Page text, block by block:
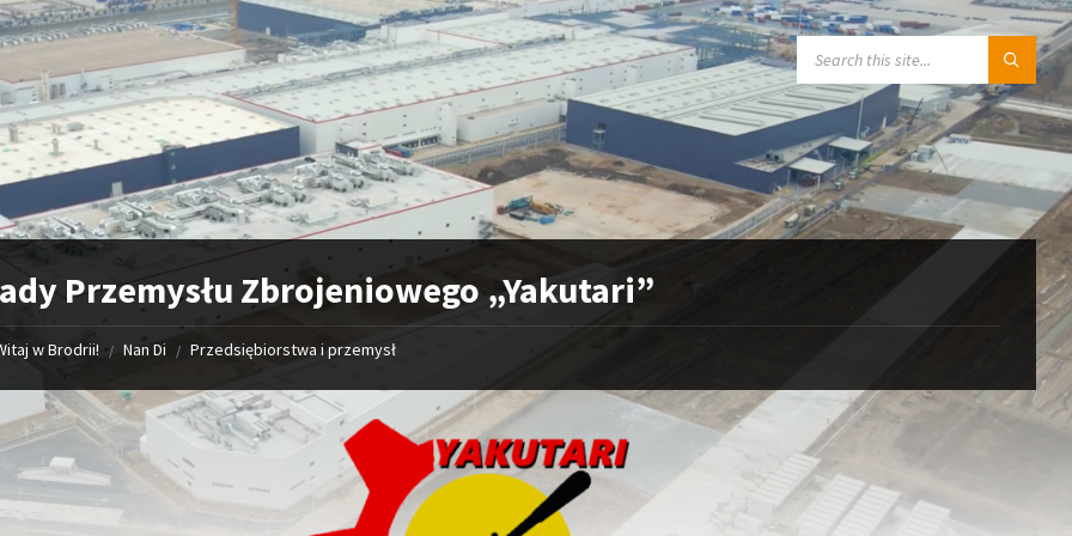
SEARCH:
Przemysłu Zbrojeniowego „Yakutari”
w Brodrii! / Nan Di / Przedsiębiorstwa i przemysł